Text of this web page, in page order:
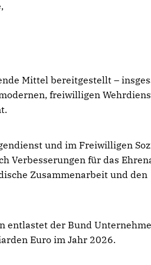
Mittel bereitgestellt –
freiwilligen
und im Freiwilligen
Verbesserungen für das
Zusammenarbeit und den
entlastet der Bund
Euro im Jahr 2026.